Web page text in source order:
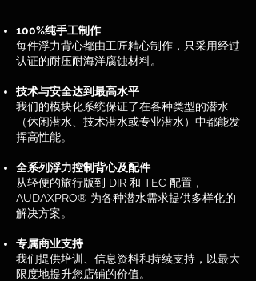
100%纯手工制作
每件浮力背心都由工匠精心制作，只采用经过
认证的耐压耐海洋腐蚀材料。
技术与安全达到最高水平
我们的模块化系统保证了在各种类型的潜水
（休闲潜水、技术潜水或专业潜水）中都能发
挥高性能。
全系列浮力控制背心及配件
从轻便的旅行版到 DIR 和 TEC 配置，
AUDAXPRO® 为各种潜水需求提供多样化的
解决方案。
专属商业支持
我们提供培训、信息资料和持续支持，以最大
限度地提升您店铺的价值。